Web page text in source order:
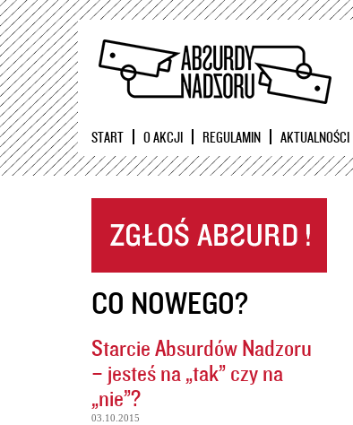
START O AKCJI REGULAMIN AKTUALNOŚCI
CO NOWEGO?
Starcie Absurdów Nadzoru
– jesteś na „tak” czy na
„nie”?
03.10.2015